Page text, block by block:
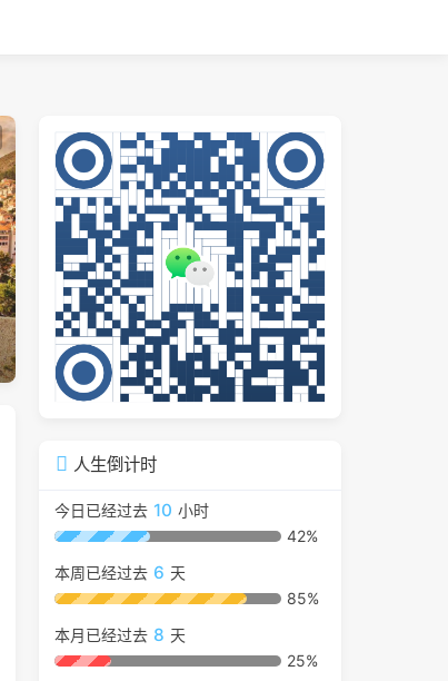
人生倒计时
今日已经过去 10 小时
42%
本周已经过去 6 天
85%
本月已经过去 8 天
25%